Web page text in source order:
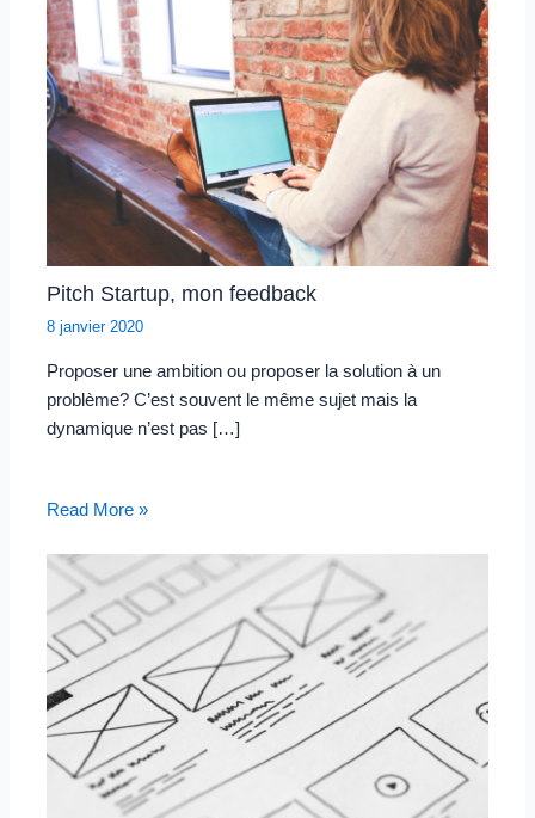
Pitch Startup, mon feedback
8 janvier 2020
Proposer une ambition ou proposer la solution à un
problème? C’est souvent le même sujet mais la
dynamique n’est pas […]
Read More »